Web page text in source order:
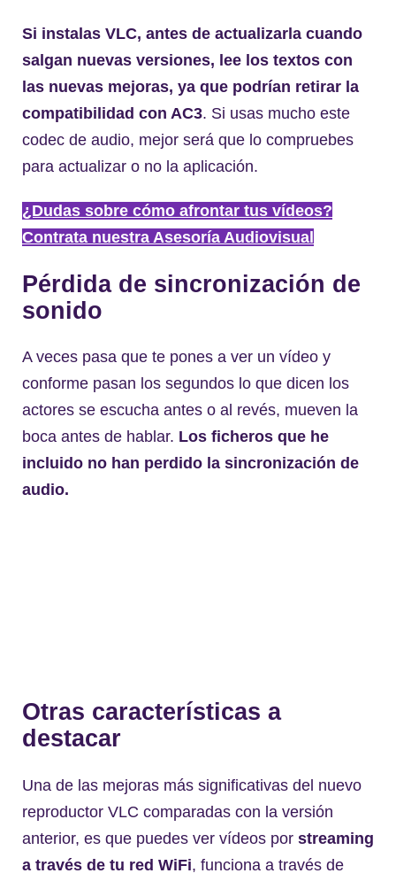
Si instalas VLC, antes de actualizarla cuando
salgan nuevas versiones, lee los textos con
las nuevas mejoras, ya que podrían retirar la
compatibilidad con AC3. Si usas mucho este
codec de audio, mejor será que lo compruebes
para actualizar o no la aplicación.
¿Dudas sobre cómo afrontar tus vídeos?
Contrata nuestra Asesoría Audiovisual
Pérdida de sincronización de
sonido
A veces pasa que te pones a ver un vídeo y
conforme pasan los segundos lo que dicen los
actores se escucha antes o al revés, mueven la
boca antes de hablar. Los ficheros que he
incluido no han perdido la sincronización de
audio.
Otras características a
destacar
Una de las mejoras más significativas del nuevo
reproductor VLC comparadas con la versión
anterior, es que puedes ver vídeos por streaming
a través de tu red WiFi, funciona a través de